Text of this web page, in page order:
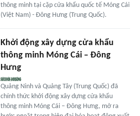
thông minh tại cặp cửa khẩu quốc tế Móng Cái
(Việt Nam) - Đông Hưng (Trung Quốc).
Khởi động xây dựng cửa khẩu
thông minh Móng Cái – Đông
Hưng
Quảng Ninh và Quảng Tây (Trung Quốc) đã
chính thức khởi động xây dựng cửa khẩu
thông minh Móng Cái – Đông Hưng, mở ra